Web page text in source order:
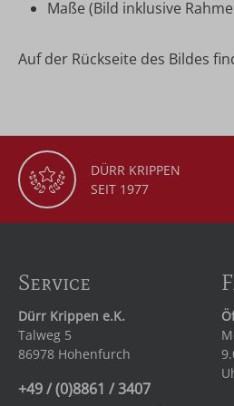
Maße (Bild inklusive
Auf der Rückseite des Bildes
DÜRR KRIPPEN
SEIT 1977
Service
Dürr Krippen e.K.
Talweg 5
86978 Hohenfurch
+49 / (0)8861 / 3407